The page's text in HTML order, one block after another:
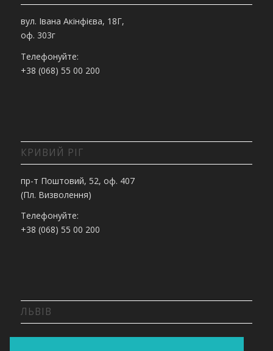
вул. Івана Акінфієва, 18Г,
оф. 303г
Телефонуйте:
+38 (068) 55 00 200
КРИВИЙ РІГ
пр-т Поштовий, 52, оф. 407
(Пл. Визволення)
Телефонуйте:
+38 (068) 55 00 200
ЛЬВІВ
вул. Липинського, 36